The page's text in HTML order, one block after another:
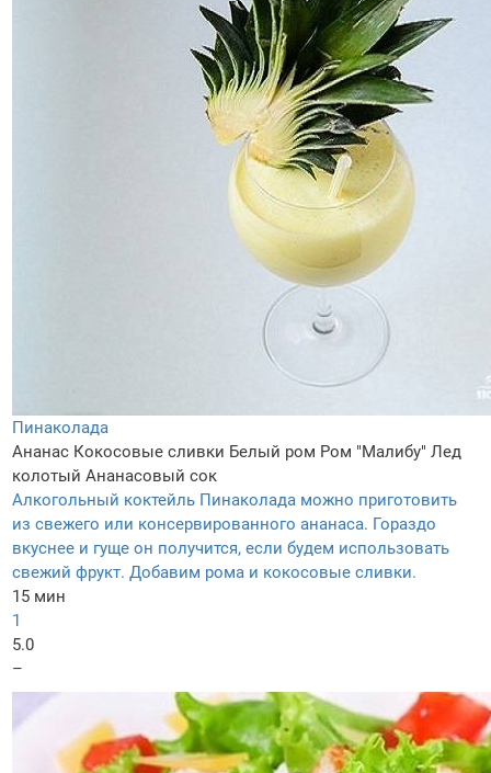
Пинаколада
Ананас Кокосовые сливки Белый ром Ром "Малибу" Лед
колотый Ананасовый сок
Алкогольный коктейль Пинаколада можно приготовить
из свежего или консервированного ананаса. Гораздо
вкуснее и гуще он получится, если будем использовать
свежий фрукт. Добавим рома и кокосовые сливки.
15 мин
1
5.0
–